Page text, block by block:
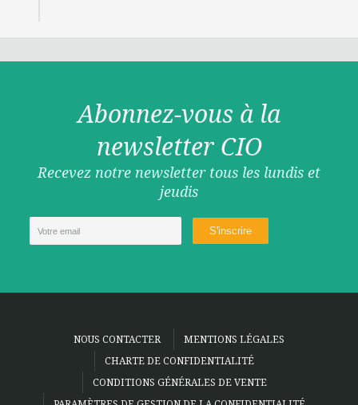
Abonnez-vous à la
newsletter CIO
Recevez notre newsletter tous les lundis et
jeudis
NOUS CONTACTER
MENTIONS LÉGALES
CHARTE DE CONFIDENTIALITÉ
CONDITIONS GÉNÉRALES DE VENTE